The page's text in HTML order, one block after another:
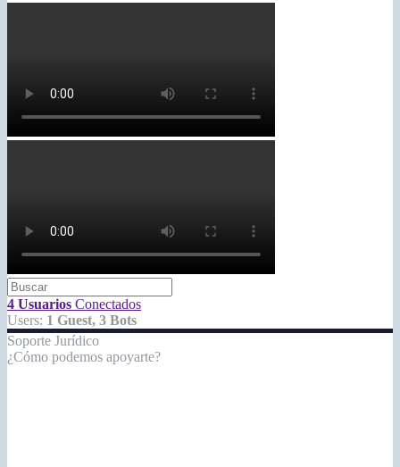
4 Usuarios Conectados
Users: 1 Guest, 3 Bots
Soporte Jurídico
¿Cómo podemos apoyarte?